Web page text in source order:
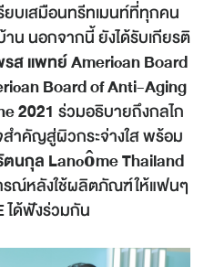
บเสมือนทรีทเมนท์ที่ทุกคน
น นอกจากนี้ ยังได้รับเกียรติ
ส แพทย์American Board
Board of Anti-Aging
2021 ร่วมอธิบายถึงกลไก
ำคัญสู่ผิวกระจ่างใส พร้อม
นกุล Lancôme Thailand
รณ์หลังใช้ผลิตภัณฑ์ให้แฟนๆ
ได้ฟังร่วมกัน